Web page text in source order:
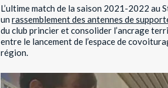
L’ultime match de la saison 2021-2022 au
un rassemblement des antennes de
du club princier et consolider l’ancrage
entre le lancement de l’espace de
région.